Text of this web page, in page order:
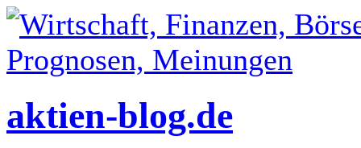
aktien-blog.de